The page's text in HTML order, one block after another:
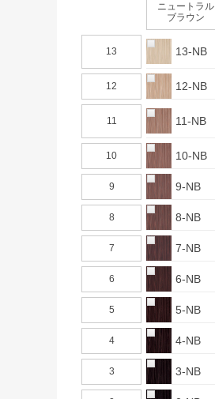
ニュートラル
ブラウン
13 13-NB
12 12-NB
11 11-NB
10 10-NB
9 9-NB
8 8-NB
7 7-NB
6 6-NB
5 5-NB
4 4-NB
3 3-NB